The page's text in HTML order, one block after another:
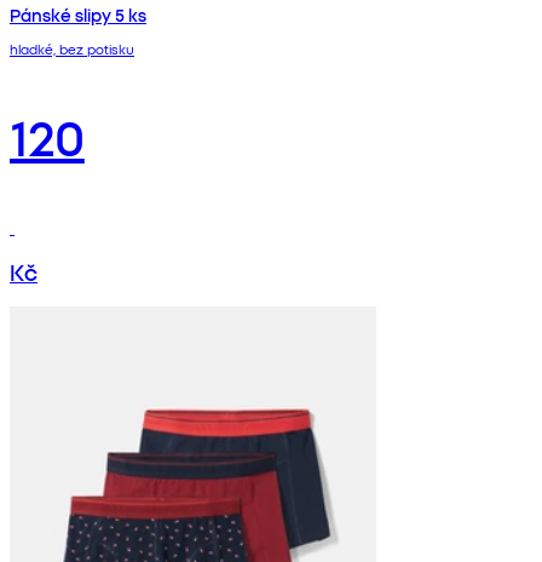
Pánské slipy 5 ks
hladké, bez potisku
120
Kč